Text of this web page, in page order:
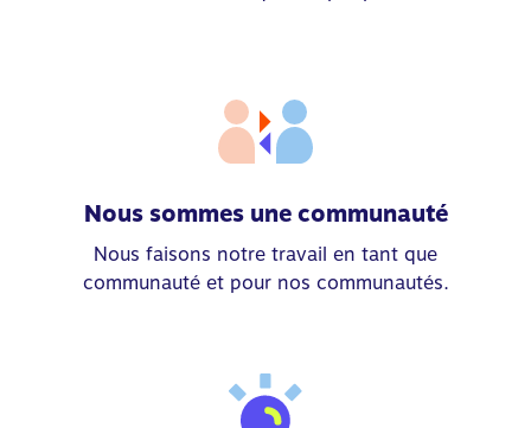
Nous sommes une communauté
Nous faisons notre travail en tant que
communauté et pour nos communautés.